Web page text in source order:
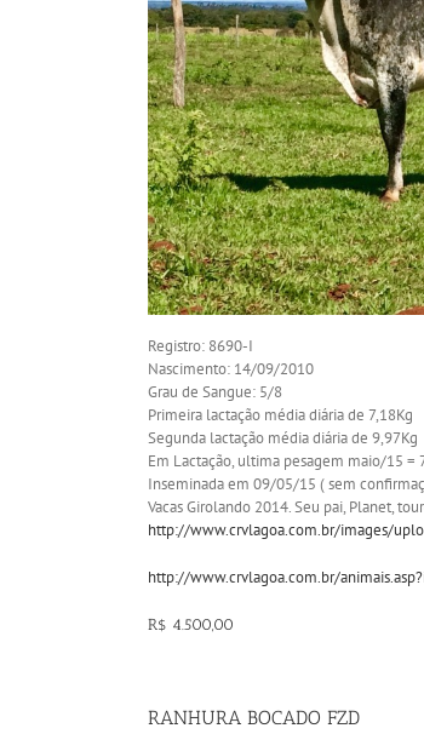
Registro: 8690-I
Nascimento: 14/09/2010
Grau de Sangue: 5/8
Primeira lactação média diária de 7,18Kg
Segunda lactação média diária de 9,97Kg
Em Lactação, ultima pesagem maio/15 =
Inseminada em 09/05/15 ( sem
Vacas Girolando 2014. Seu pai, Planet,
http://www.crvlagoa.com.br/images/
http://www.crvlagoa.com.br/
R$ 4.500,00
RANHURA BOCADO FZD